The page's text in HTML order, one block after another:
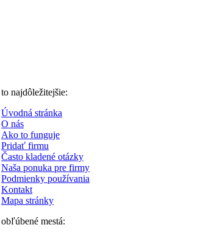
to najdôležitejšie:
Úvodná stránka
O nás
Ako to funguje
Pridať firmu
Často kladené otázky
Naša ponuka pre firmy
Podmienky používania
Kontakt
Mapa stránky
obľúbené mestá: